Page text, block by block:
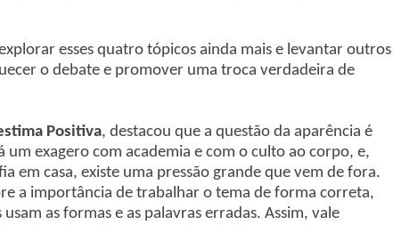
esses quatro tópicos ainda mais e levantar outros
o debate e promover uma troca verdadeira de
Positiva, destacou que a questão da aparência é
um exagero com academia e com o culto ao corpo, e,
em casa, existe uma pressão grande que vem de fora.
a importância de trabalhar o tema de forma correta,
as formas e as palavras erradas. Assim, vale